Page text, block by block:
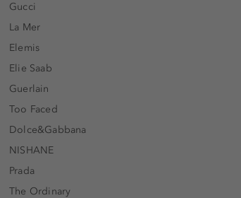
Gucci
La Mer
Elemis
Elie Saab
Guerlain
Too Faced
Dolce&Gabbana
NISHANE
Prada
The Ordinary